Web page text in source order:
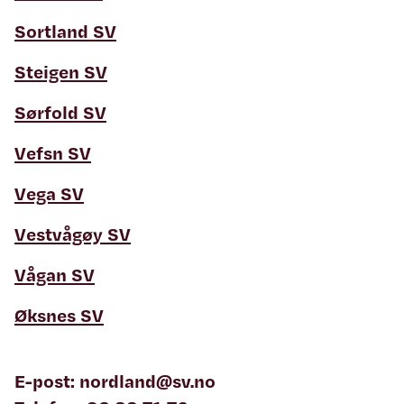
Sortland SV
Steigen SV
Sørfold SV
Vefsn SV
Vega SV
Vestvågøy SV
Vågan SV
Øksnes SV
E-post: nordland@sv.no